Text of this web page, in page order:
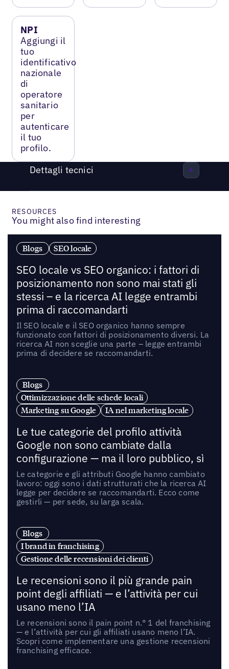
NPI
Aggiungi il
tuo
identificativo
nazionale
di
operatore
sanitario
per
autenticare
il tuo
profilo.
Dettagli tecnici
RESOURCES
You might also find interesting
Blogs SEO locale
SEO locale vs SEO organico: i fattori di
posizionamento non sono mai stati gli
stessi – e la ricerca AI legge entrambi
prima di raccomandarti
Il SEO locale e il SEO organico hanno sempre
funzionato con fattori di posizionamento diversi. La
ricerca AI non sceglie una parte – legge entrambi
prima di decidere se raccomandarti.
Blogs
Ottimizzazione delle schede locali
Marketing su Google
IA nel marketing locale
Le tue categorie del profilo attività
Google non sono cambiate dalla
configurazione — ma il loro pubblico, sì
Le categorie e gli attributi Google hanno cambiato
lavoro: oggi sono i dati strutturati che la ricerca AI
legge per decidere se raccomandarti. Ecco come
gestirli — per sede, su larga scala.
Blogs
I brand in franchising
Gestione delle recensioni dei clienti
Le recensioni sono il più grande pain
point degli affiliati — e l’attività per cui
usano meno l’IA
Le recensioni sono il pain point n.° 1 del franchising
— e l’attività per cui gli affiliati usano meno l’IA.
Scopri come implementare una gestione recensioni
franchising efficace.